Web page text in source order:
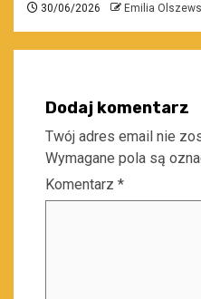
30/06/2026 Emilia
Dodaj komentarz
Twój adres email nie
Wymagane pola są
Komentarz *